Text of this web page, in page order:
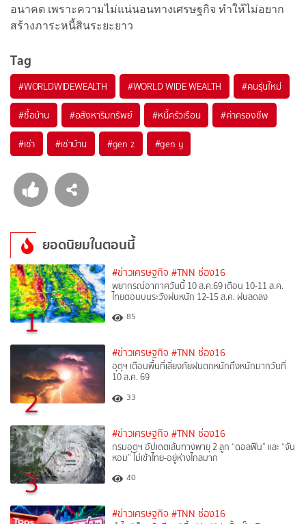
อนาคต เพราะความไม่แน่นอนทางเศรษฐกิจ ทำให้ไม่อยาก
สร้างภาระหนี้สินระยะยาว
Tag
#WORLDWIDEWEALTH #WORLD WIDE WEALTH #คนรุ่นใหม่
#ซื้อบ้าน #อสังหาริมทรัพย์ #หนี้ครัวเรือน #ค่าครองชีพ
#เช่า #เช่าบ้าน #gen z #gen y
ยอดนิยมในตอนนี้
1
#ข่าวเศรษฐกิจ #TNN ช่อง16
พยากรณ์อากาศวันนี้ 10 ส.ค.69 เตือน 10-11 ส.ค.
ไทยตอนบนระวังฝนหนัก 12-15 ส.ค. ฝนลดลง
85
2
#ข่าวเศรษฐกิจ #TNN ช่อง16
อุตุฯ เตือนพื้นที่เสี่ยงภัยฝนตกหนักถึงหนักมากวันที่
10 ส.ค. 69
33
3
#ข่าวเศรษฐกิจ #TNN ช่อง16
กรมอุตุฯ อัปเดตเส้นทางพายุ 2 ลูก “ดอลฟิน” และ “จัน
หอม” ไม่เข้าไทย-อยู่ห่างไกลมาก
40
#ข่าวเศรษฐกิจ #TNN ช่อง16